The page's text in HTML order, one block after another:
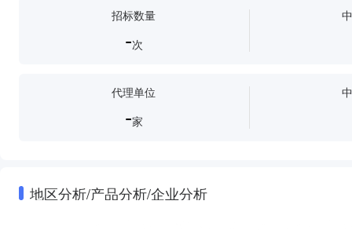
招标数量
-次
代理单位
-家
地区分析/产品分析/企业分析